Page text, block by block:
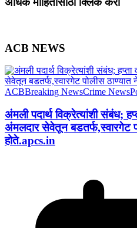
ACB NEWS
ACBBreaking NewsCrime News
अंमली पदार्थ विक्रेत्यांशी संबंध;
अंमलदार सेवेतून बडतर्फ,स्वारगेट
होते.apcs.in